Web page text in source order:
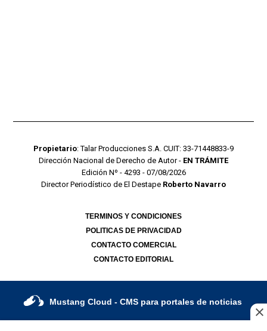
Propietario: Talar Producciones S.A. CUIT: 33-71448833-9
Dirección Nacional de Derecho de Autor - EN TRÁMITE
Edición Nº - 4293 - 07/08/2026
Director Periodístico de El Destape Roberto Navarro
TERMINOS Y CONDICIONES
POLITICAS DE PRIVACIDAD
CONTACTO COMERCIAL
CONTACTO EDITORIAL
Mustang Cloud - CMS para portales de noticias